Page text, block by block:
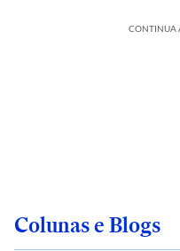
CONTINUA
Colunas e Blogs